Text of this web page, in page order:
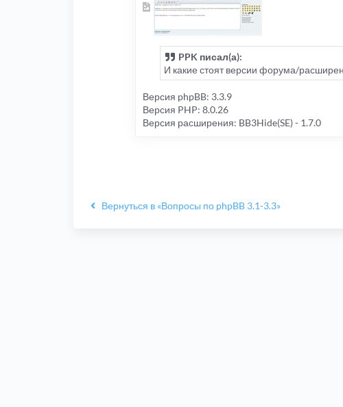
PPK писал(а):
И какие стоят версии форума/
Версия phpBB: 3.3.9
Версия PHP: 8.0.26
Версия расширения: BB3Hide(SE) - 1.7.0
Вернуться в «Вопросы по phpBB 3.1-3.3»